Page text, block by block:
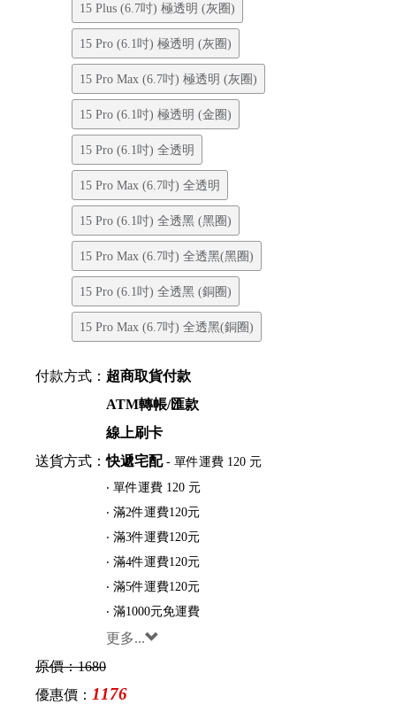
15 Plus (6.7吋) 極透明 (灰圈)
15 Pro (6.1吋) 極透明 (灰圈)
15 Pro Max (6.7吋) 極透明 (灰圈)
15 Pro (6.1吋) 極透明 (金圈)
15 Pro (6.1吋) 全透明
15 Pro Max (6.7吋) 全透明
15 Pro (6.1吋) 全透黑 (黑圈)
15 Pro Max (6.7吋) 全透黑(黑圈)
15 Pro (6.1吋) 全透黑 (銅圈)
15 Pro Max (6.7吋) 全透黑(銅圈)
付款方式： 超商取貨付款
ATM轉帳/匯款
線上刷卡
送貨方式：快遞宅配- 單件運費 120 元
‧ 單件運費 120 元
‧ 滿2件運費120元
‧ 滿3件運費120元
‧ 滿4件運費120元
‧ 滿5件運費120元
‧ 滿1000元免運費
更多...
原價：1680
優惠價： 1176